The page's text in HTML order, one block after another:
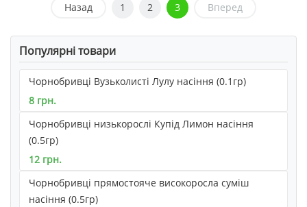
Популярні товари
Чорнобривці Вузьколисті Лулу насіння (0.1гр)
8 грн.
Чорнобривці низькорослі Купід Лимон насіння
(0.5гр)
12 грн.
Чорнобривці прямостояче високоросла суміш
насіння (0.5гр)
Назад 1 2 3 Вперед